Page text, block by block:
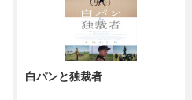
白パンと独裁者